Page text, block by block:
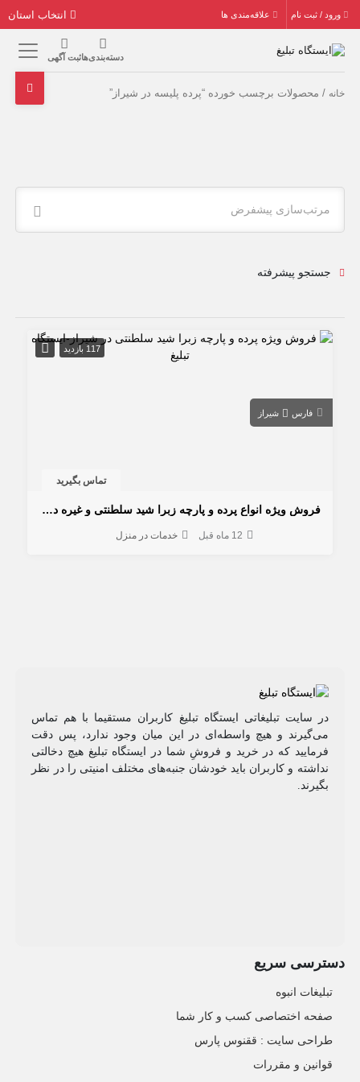
ورود / ثبت نام علاقه‌مندی ها
دسته‌بندی‌هاثبت آگهی
خانه / محصولات برچسب خورده “پرده پلیسه در شیراز”
مرتب‌سازی پیشفرض
جستجو پیشرفته
117 بازدید
فارس شیراز
تماس بگیرید
فروش ویژه انواع پرده و پارچه زبرا شید سلطنتی و غیره در شیراز
12 ماه قبل خدمات در منزل
در سایت تبلیغاتی ایستگاه تبلیغ کاربران مستقیما با هم تماس
می‌گیرند و هیچ واسطه‌ای در این میان وجود ندارد، پس دقت
فرمایید که در خرید و فروشِ شما در ایستگاه تبلیغ هیچ دخالتی
نداشته و کاربران باید خودشان جنبه‌های مختلف امنیتی را در نظر
بگیرند.
دسترسی سریع
تبلیغات انبوه
صفحه اختصاصی کسب و کار شما
طراحی سایت :‌ ققنوس پارس
قوانین و مقررات